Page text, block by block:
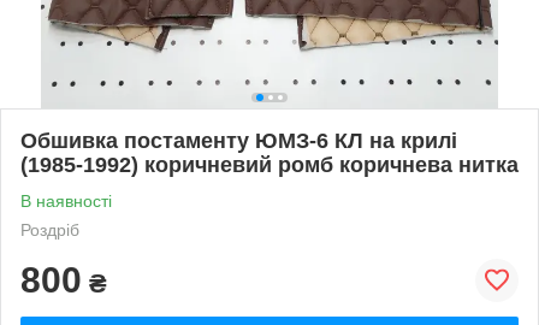
Обшивка постаменту ЮМЗ-6 КЛ на крилі
(1985-1992) коричневий ромб коричнева нитка
В наявності
Роздріб
800 ₴